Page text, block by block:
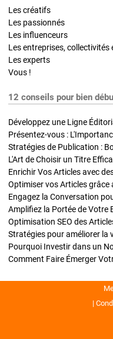
Les créatifs
Les passionnés
Les influenceurs
Les entreprises,
Les experts
Vous !
12 conseils pour bien
Développez une Ligne
Présentez-vous :
L'Art de Choisir un Titre
Optimiser vos Articles grâce
Engagez la Conversation
Amplifiez la Portée de Votre